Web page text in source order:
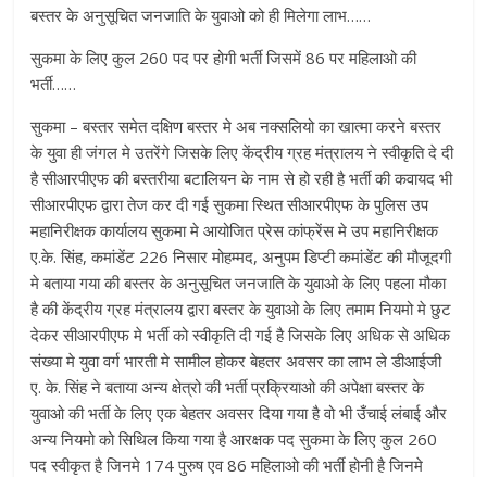
बस्तर के अनुसूचित जनजाति के युवाओ को ही मिलेगा लाभ……
सुकमा के लिए कुल 260 पद पर होगी भर्ती जिसमें 86 पर महिलाओ की
भर्ती……
सुकमा – बस्तर समेत दक्षिण बस्तर मे अब नक्सलियो का खात्मा करने बस्तर
के युवा ही जंगल मे उतरेंगे जिसके लिए केंद्रीय ग्रह मंत्रालय ने स्वीकृति दे दी
है सीआरपीएफ की बस्तरीया बटालियन के नाम से हो रही है भर्ती की कवायद भी
सीआरपीएफ द्वारा तेज कर दी गई सुकमा स्थित सीआरपीएफ के पुलिस उप
महानिरीक्षक कार्यालय सुकमा मे आयोजित प्रेस कांफ्रेंस मे उप महानिरीक्षक
ए.के. सिंह, कमांडेंट 226 निसार मोहम्मद, अनुपम डिप्टी कमांडेंट की मौजूदगी
मे बताया गया की बस्तर के अनुसूचित जनजाति के युवाओ के लिए पहला मौका
है की केंद्रीय ग्रह मंत्रालय द्वारा बस्तर के युवाओ के लिए तमाम नियमो मे छुट
देकर सीआरपीएफ मे भर्ती को स्वीकृति दी गई है जिसके लिए अधिक से अधिक
संख्या मे युवा वर्ग भारती मे सामील होकर बेहतर अवसर का लाभ ले डीआईजी
ए. के. सिंह ने बताया अन्य क्षेत्रो की भर्ती प्रक्रियाओ की अपेक्षा बस्तर के
युवाओ की भर्ती के लिए एक बेहतर अवसर दिया गया है वो भी उँचाई लंबाई और
अन्य नियमो को सिथिल किया गया है आरक्षक पद सुकमा के लिए कुल 260
पद स्वीकृत है जिनमे 174 पुरुष एव 86 महिलाओ की भर्ती होनी है जिनमे